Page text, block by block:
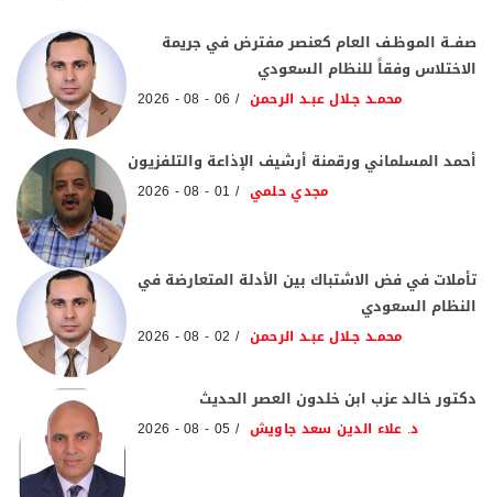
صفــة الموظـف العام كعنصر مفترض في جريمة
الاختلاس وفقاً للنظام السعودي
محمـد جـلال عبـد الرحمن 06 - 08 - 2026
أحمد المسلماني ورقمنة أرشيف الإذاعة والتلفزيون
مجدي حلمي 01 - 08 - 2026
تأملات في فض الاشتباك بين الأدلة المتعارضة في
النظام السعودي
محمـد جـلال عبـد الرحمن 02 - 08 - 2026
دكتور خالد عزب ابن خلدون العصر الحديث
د. علاء الدين سعد جاويش 05 - 08 - 2026